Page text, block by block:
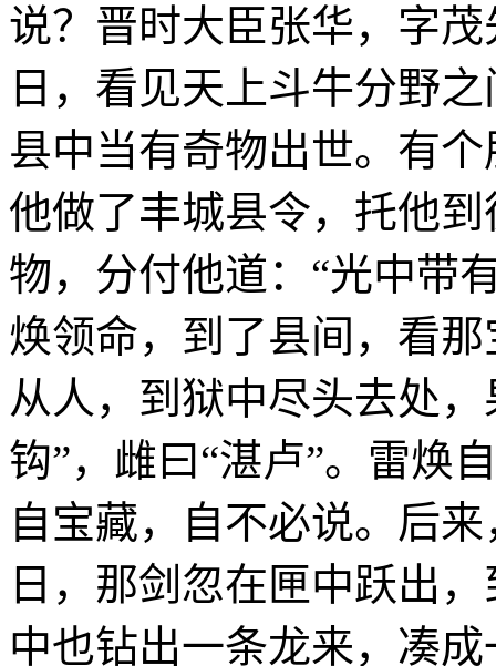
说？晋时大臣张华，字
日，看见天上斗牛分野
县中当有奇物出世。有
他做了丰城县令，托他
物，分付他道：“光中带
焕领命，到了县间，看
从人，到狱中尽头去处
钩”，雌曰“湛卢”。雷焕
自宝藏，自不必说。后
日，那剑忽在匣中跃出
中也钻出一条龙来，凑